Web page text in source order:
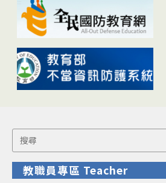
Search
for:
教職員專區 Teacher